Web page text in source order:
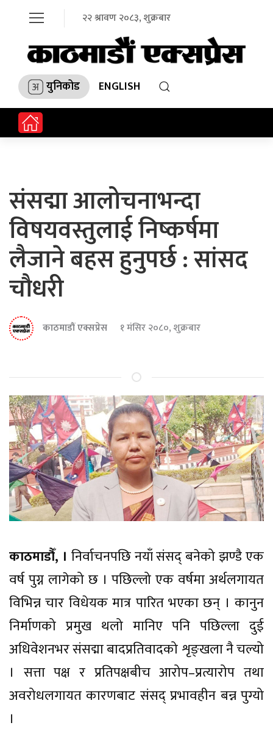
२२ श्रावण २०८३, शुक्रबार
युनिकोड ENGLISH
संसद्मा आलोचनाभन्दा
विषयवस्तुलाई निष्कर्षमा
लैजाने बहस हुनुपर्छ : सांसद
चौधरी
काठमाडौं एक्सप्रेस १ मंसिर २०८०, शुक्रबार
काठमाडौँ, । निर्वाचनपछि नयाँ संसद् बनेको झण्डै एक
वर्ष पुग्न लागेको छ । पछिल्लो एक वर्षमा अर्थलगायत
विभिन्न चार विधेयक मात्र पारित भएका छन् । कानुन
निर्माणको प्रमुख थलो मानिए पनि पछिल्ला दुई
अधिवेशनभर संसद्मा बादप्रतिवादको शृङ्खला नै चल्यो
। सत्ता पक्ष र प्रतिपक्षबीच आरोप–प्रत्यारोप तथा
अवरोधलगायत कारणबाट संसद् प्रभावहीन बन्न पुग्यो
।